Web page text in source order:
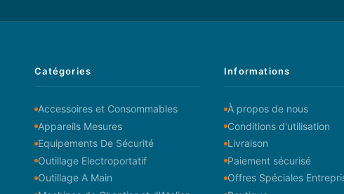
Catégories
Accessoires et Consommables
Appareils Mesures
Equipements De Sécurité
Outillage Electroportatif
Outillage A Main
Informations
À propos de nous
Conditions d'utilisation
Livraison
Paiement sécurisé
Offres Spéciales